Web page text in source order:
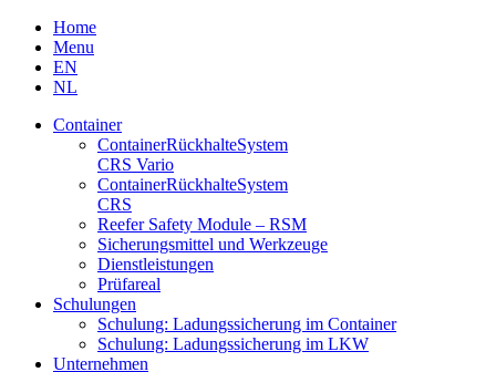
Skip
content
Home
Menu
EN
NL
Container
Container­Rückhalte­System
CRS Vario
Container­Rückhalte­System
CRS
Reefer Safety Module – RSM
Sicherungsmittel und Werkzeuge
Dienstleistungen
Prüfareal
Schulungen
Schulung: Ladungssicherung im Container
Schulung: Ladungssicherung im LKW
Unternehmen